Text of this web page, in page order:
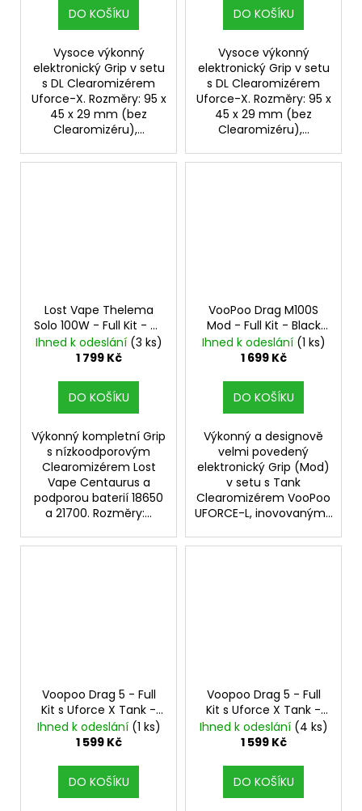
DO KOŠÍKU
Vysoce výkonný
elektronický Grip v setu
s DL Clearomizérem
Uforce-X. Rozměry: 95 x
45 x 29 mm (bez
Clearomizéru),...
DO KOŠÍKU
Vysoce výkonný
elektronický Grip v setu
s DL Clearomizérem
Uforce-X. Rozměry: 95 x
45 x 29 mm (bez
Clearomizéru),...
Lost Vape Thelema
Solo 100W - Full Kit - SS
Carbon Fibers
Centaurus Subohm
Ihned k odeslání (3 ks)
1 799 Kč
DO KOŠÍKU
Výkonný kompletní Grip
s nízkoodporovým
Clearomizérem Lost
Vape Centaurus a
podporou baterií 18650
a 21700. Rozměry:...
VooPoo Drag M100S
Mod - Full Kit - Black
Darkwoods
Clearomizerem
Ihned k odeslání (1 ks)
1 699 Kč
DO KOŠÍKU
Výkonný a designově
velmi povedený
elektronický Grip (Mod)
v setu s Tank
Clearomizérem VooPoo
UFORCE-L, inovovaným...
Voopoo Drag 5 - Full
Kit s Uforce X Tank -
177W - Silver
Ihned k odeslání (1 ks)
1 599 Kč
DO KOŠÍKU
Voopoo Drag 5 - Full
Kit s Uforce X Tank -
177W - Green
Ihned k odeslání (4 ks)
1 599 Kč
DO KOŠÍKU